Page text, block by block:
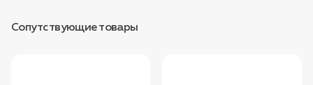
Сопутствующие товары